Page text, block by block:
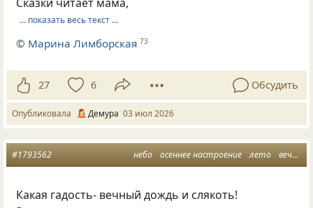
… показать весь текст …
© Марина Лимборская 73
27 6 Обсудить
Опубликовала Демура 03 июл 2026
небо осеннее настроение лето вечный дождь
#1793562
Какая гадость- вечный дождь и слякоть!